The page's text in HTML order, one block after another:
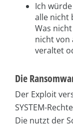
Ich
alle nicht
Was
nicht von
veraltet
Die
Der Exploit
SYSTEM-
Die nutzt der